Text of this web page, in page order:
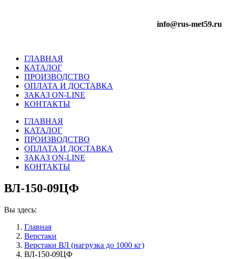
info@rus-met59.ru
ГЛАВНАЯ
КАТАЛОГ
ПРОИЗВОДСТВО
ОПЛАТА И ДОСТАВКА
ЗАКАЗ ON-LINE
КОНТАКТЫ
ГЛАВНАЯ
КАТАЛОГ
ПРОИЗВОДСТВО
ОПЛАТА И ДОСТАВКА
ЗАКАЗ ON-LINE
КОНТАКТЫ
ВЛ-150-09ЦФ
Вы здесь:
Главная
Верстаки
Верстаки ВЛ (нагрузка до 1000 кг)
ВЛ-150-09ЦФ